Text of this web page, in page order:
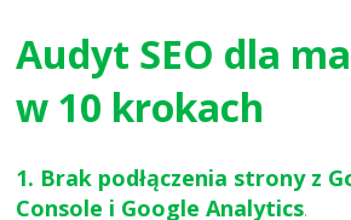
Audyt SEO dla
w 10 krokach
1. Brak podłączenia strony z
Console i Google Analytics.